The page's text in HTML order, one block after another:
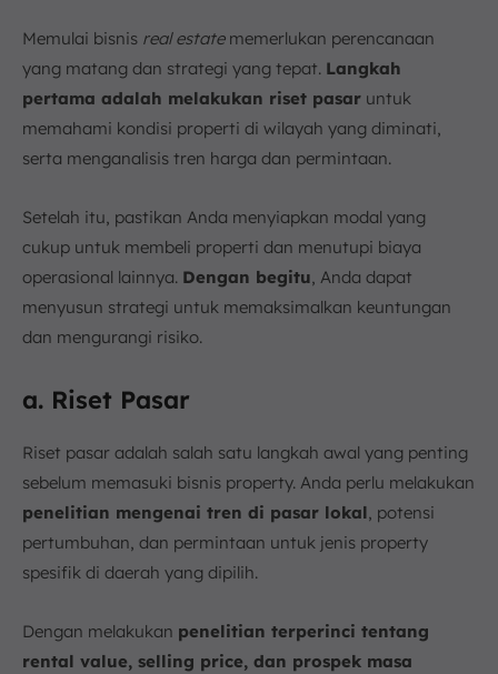
Memulai bisnis real estatememerlukan perencanaan
yang matang dan strategi yang tepat. Langkah
pertama adalah melakukan riset pasar untuk
memahami kondisi properti di wilayah yang diminati,
serta menganalisis tren harga dan permintaan.
Setelah itu, pastikan Anda menyiapkan modal yang
cukup untuk membeli properti dan menutupi biaya
operasional lainnya. Dengan begitu, Anda dapat
menyusun strategi untuk memaksimalkan keuntungan
dan mengurangi risiko.
a. Riset Pasar
Riset pasar adalah salah satu langkah awal yang penting
sebelum memasuki bisnis property. Anda perlu melakukan
penelitian mengenai tren di pasar lokal, potensi
pertumbuhan, dan permintaan untuk jenis property
spesifik di daerah yang dipilih.
Dengan melakukan penelitian terperinci tentang
rental value, selling price, dan prospek masa